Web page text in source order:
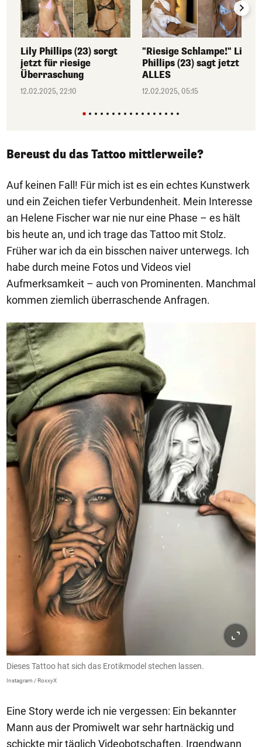
Lily Phillips (23) sorgt
jetzt für riesige
Überraschung
12.02.2025, 22:10
"Riesige Schlampe!" Lily
Phillips (23) sagt jetzt
ALLES
12.02.2025, 05:15
Bereust du das Tattoo mittlerweile?
Auf keinen Fall! Für mich ist es ein echtes Kunstwerk
und ein Zeichen tiefer Verbundenheit. Mein Interesse
an Helene Fischer war nie nur eine Phase – es hält
bis heute an, und ich trage das Tattoo mit Stolz.
Früher war ich da ein bisschen naiver unterwegs. Ich
habe durch meine Fotos und Videos viel
Aufmerksamkeit – auch von Prominenten. Manchmal
kommen ziemlich überraschende Anfragen.
Dieses Tattoo hat sich das Erotikmodel stechen lassen.
Instagram / RoxxyX
Eine Story werde ich nie vergessen: Ein bekannter
Mann aus der Promiwelt war sehr hartnäckig und
schickte mir täglich Videobotschaften. Irgendwann